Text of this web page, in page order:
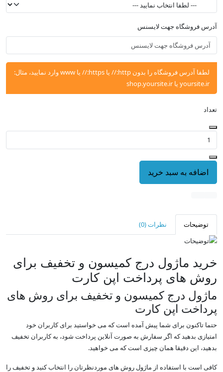
آدرس فروشگاه جهت لایسنس
لطفا آدرس فروشگاه را بدون http:// یا https:// یا www وارد نمایید، مثال:
yoursite.ir یا shop.yoursite.ir
تعداد
اضافه به سبد خرید
توضیحات نظرات (0)
خرید ماژول درج کمیسون و تخفیف برای
روش های پرداخت اپن کارت
ماژول درج کمیسون و تخفیف برای روش های
پرداخت اپن کارت
حتما تاکنون برای شما پیش آمده است که می خواستید برای کاربران خود
امتیازی بدهید که اگر سفارش به صورت آنلاین پرداخت شود، به کاربران تخفیف
بدهید، این دقیقا همان چیزی است که می خواهید.
کافی است با استفاده از ماژول روش های موردنظرتان را انتخاب کنید و تخفیف را